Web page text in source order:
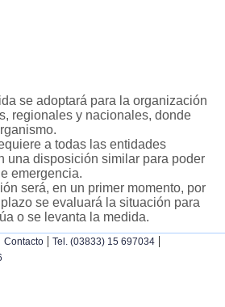
se adoptará para la organización
regionales y nacionales, donde
a todas las entidades
una disposición similar para poder
emergencia.
será, en un primer momento, por
se evaluará la situación para
o se levanta la medida.
Contacto | Tel. (03833) 15 697034 |